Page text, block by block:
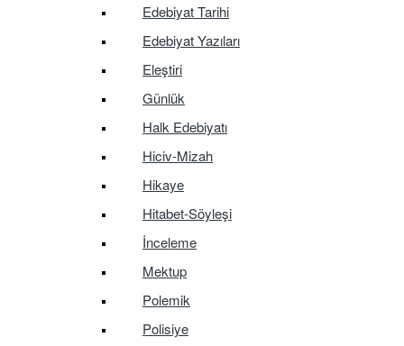
Edebiyat Tarihi
Edebiyat Yazıları
Eleştiri
Günlük
Halk Edebiyatı
Hiciv-Mizah
Hikaye
Hitabet-Söyleşi
İnceleme
Mektup
Polemik
Polisiye